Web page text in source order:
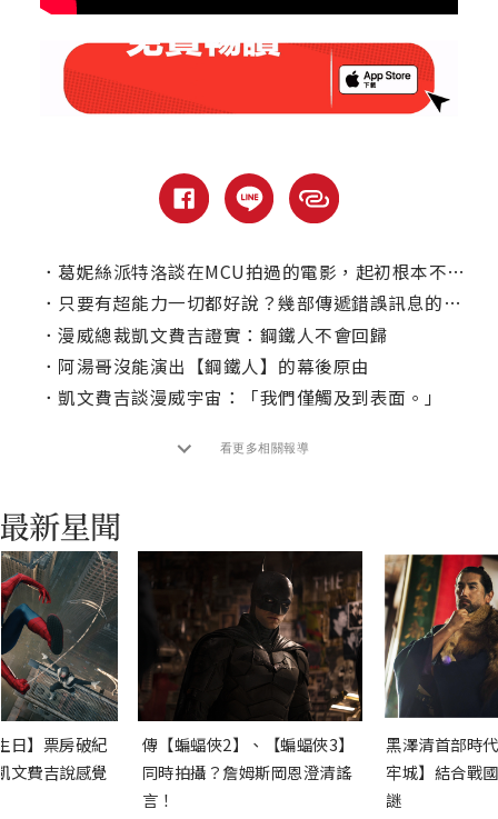
． 葛妮絲派特洛談在MCU拍過的電影，起初根本不覺得【鋼鐵人】會紅？
． 只要有超能力一切都好說？幾部傳遞錯誤訊息的漫改電影
． 漫威總裁凱文費吉證實：鋼鐵人不會回歸
． 阿湯哥沒能演出【鋼鐵人】的幕後原由
． 凱文費吉談漫威宇宙：「我們僅觸及到表面。」
看更多相關報導
日】票房破紀
文費吉說感覺
傳【蝙蝠俠2】、【蝙蝠俠3】
同時拍攝？詹姆斯岡恩澄清謠
言！
黑澤清首部時
牢城】結合戰
謎